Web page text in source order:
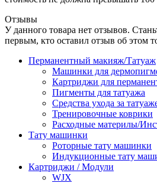
Отзывы
У данного товара нет отзывов.
первым, кто оставил отзыв об этом
Перманентный макияж/Татуаж
Машинки для
Картриджи для
Пигменты для татуажа
Средства ухода за
Тренировочные коврики
Расходные материлы/
Тату машинки
Роторные тату машинки
Индукционные тату
Картриджи / Модули
WJX